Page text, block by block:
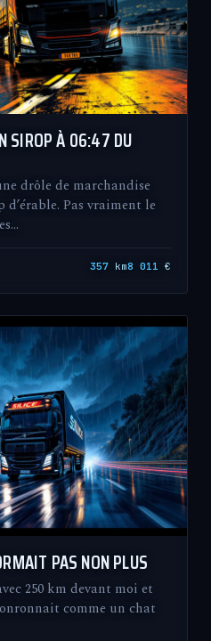
SIROP À 06:47 DU
drôle de marchandise
Pas vraiment le
357 km8 011 €
PAS NON PLUS
250 km devant moi et
comme un chat